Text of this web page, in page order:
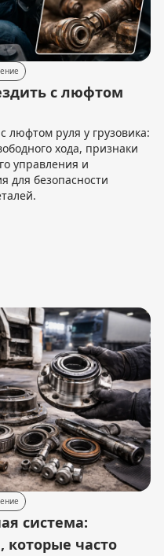
с люфтом
люфтом руля у грузовика:
хода, признаки
управления и
для безопасности
система:
часто